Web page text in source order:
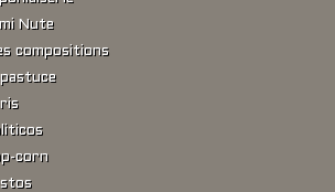
Nute
compositions
corn